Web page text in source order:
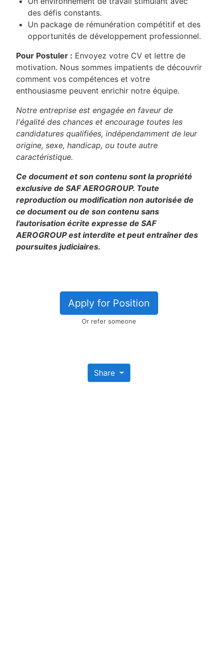
des défis constants.
Un package de rémunération compétitif et des
opportunités de développement professionnel.
Pour Postuler : Envoyez votre CV et lettre de
motivation. Nous sommes impatients de découvrir
comment vos compétences et votre
enthousiasme peuvent enrichir notre équipe.
Notre entreprise est engagée en faveur de
l'égalité des chances et encourage toutes les
candidatures qualifiées, indépendamment de leur
origine, sexe, handicap, ou toute autre
caractéristique.
Ce document et son contenu sont la propriété
exclusive de SAF AEROGROUP. Toute
reproduction ou modification non autorisée de
ce document ou de son contenu sans
l'autorisation écrite expresse de SAF
AEROGROUP est interdite et peut entraîner des
poursuites judiciaires.
Apply for Position
Or refer someone
Share